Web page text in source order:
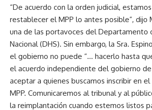
“De acuerdo con la orden judicial,
restablecer el MPP lo antes posible”, dijo
una de las portavoces del Departamento
Nacional (DHS). Sin embargo, la Sra.
el gobierno no puede “… hacerlo hasta
el acuerdo independiente del gobierno
aceptar a quienes buscamos inscribir en el
MPP. Comunicaremos al tribunal y al
la reimplantación cuando estemos listos